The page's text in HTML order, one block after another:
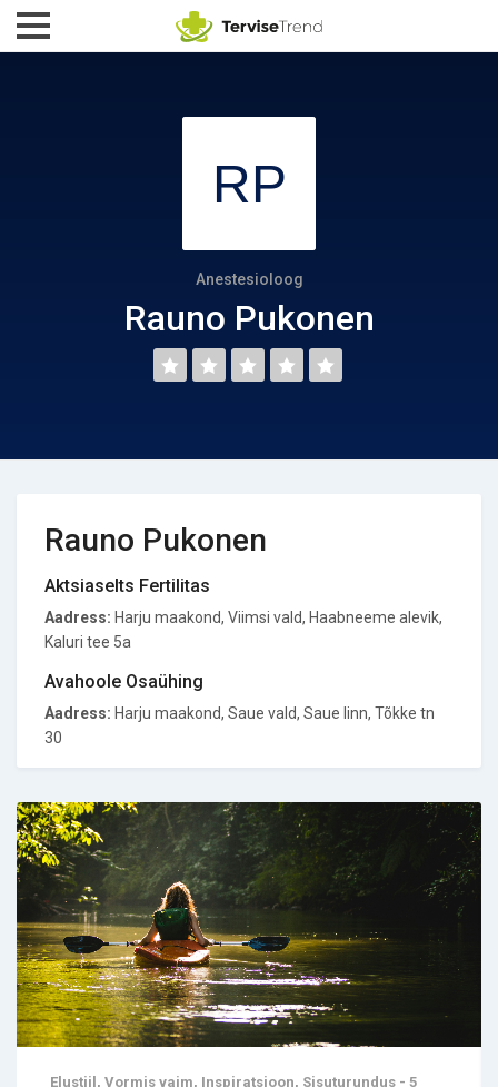
Anestesioloog
Rauno Pukonen
Rauno Pukonen
Aktsiaselts Fertilitas
Aadress: Harju maakond, Viimsi vald, Haabneeme alevik,
Kaluri tee 5a
Avahoole Osaühing
Aadress: Harju maakond, Saue vald, Saue linn, Tõkke tn
30
Elustiil, Vormis vaim, Inspiratsioon, Sisuturundus - 5